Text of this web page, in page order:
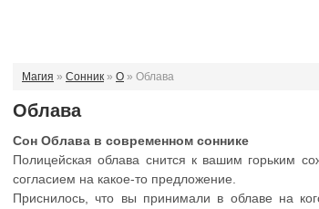
Магия » Сонник » О » Облава
Облава
Сон Облава в современном соннике
Полицейская облава снится к вашим горьким
согласием на какое-то предложение.
Приснилось, что вы принимали в облаве на